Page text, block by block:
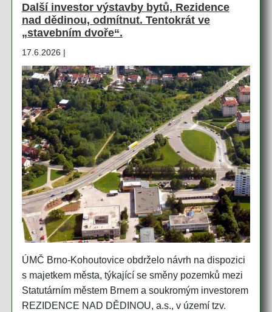
Další investor výstavby bytů, Rezidence
nad dědinou, odmítnut. Tentokrát ve
„stavebním dvoře“.
17.6.2026 |
ÚMČ Brno-Kohoutovice obdrželo návrh na dispozici
s majetkem města, týkající se směny pozemků mezi
Statutárním městem Brnem a soukromým investorem
REZIDENCE NAD DĚDINOU, a.s., v území tzv.